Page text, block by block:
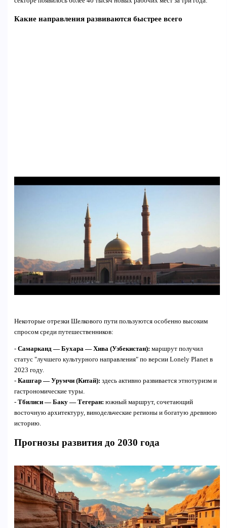
Какие направления развиваются быстрее всего
Некоторые отрезки Шелкового пути пользуются особенно высоким
спросом среди путешественников:
- Самарканд — Бухара — Хива (Узбекистан): маршрут получил
статус "лучшего культурного направления" по версии Lonely Planet в
2023 году.
- Кашгар — Урумчи (Китай): здесь активно развивается этнотуризм и
гастрономические туры.
- Тбилиси — Баку — Тегеран: южный маршрут, сочетающий
восточную архитектуру, винодельческие регионы и богатую древнюю
историю.
Прогнозы развития до 2030 года